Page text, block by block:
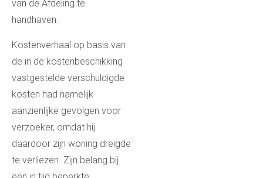
van de Afdeling te
handhaven.
Kostenverhaal op basis van
de in de kostenbeschikking
vastgestelde verschuldigde
kosten had namelijk
aanzienlijke gevolgen voor
verzoeker, omdat hij
daardoor zijn woning dreigde
te verliezen. Zijn belang bij